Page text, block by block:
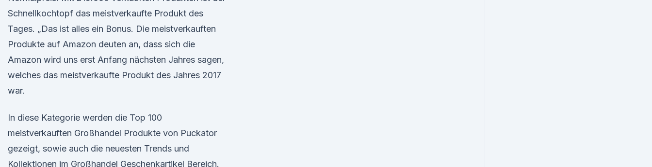
Schnellkochtopf das meistverkaufte Produkt des
Tages. „Das ist alles ein Bonus. Die meistverkauften
Produkte auf Amazon deuten an, dass sich die
Amazon wird uns erst Anfang nächsten Jahres sagen,
welches das meistverkaufte Produkt des Jahres 2017
war.
In diese Kategorie werden die Top 100
meistverkauften Großhandel Produkte von Puckator
gezeigt, sowie auch die neuesten Trends und
Kollektionen im Großhandel Geschenkartikel Bereich.